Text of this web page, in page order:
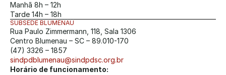
Manhã 8h – 12h
Tarde 14h – 18h
SUBSEDE BLUMENAU
Rua Paulo Zimmermann, 118, Sala 1306
Centro Blumenau – SC – 89.010-170
(47) 3326 – 1857
sindpdblumenau@sindpdsc.org.br
Horário de funcionamento: